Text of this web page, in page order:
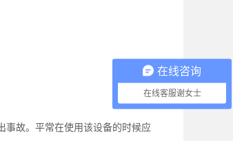
事故。平常在使用该设备的时候应
在线咨询
在线客服谢女士